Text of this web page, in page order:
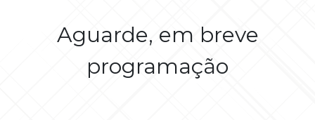
Aguarde, em breve
programação